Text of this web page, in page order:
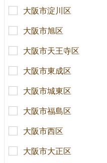
大阪市淀川区
大阪市旭区
大阪市天王寺区
大阪市東成区
大阪市城東区
大阪市福島区
大阪市西区
大阪市大正区